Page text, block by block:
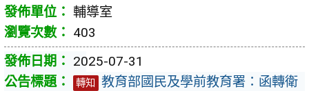
輔導室
403
2025-07-31
轉知
教育部國民及學前教育署：函轉衛